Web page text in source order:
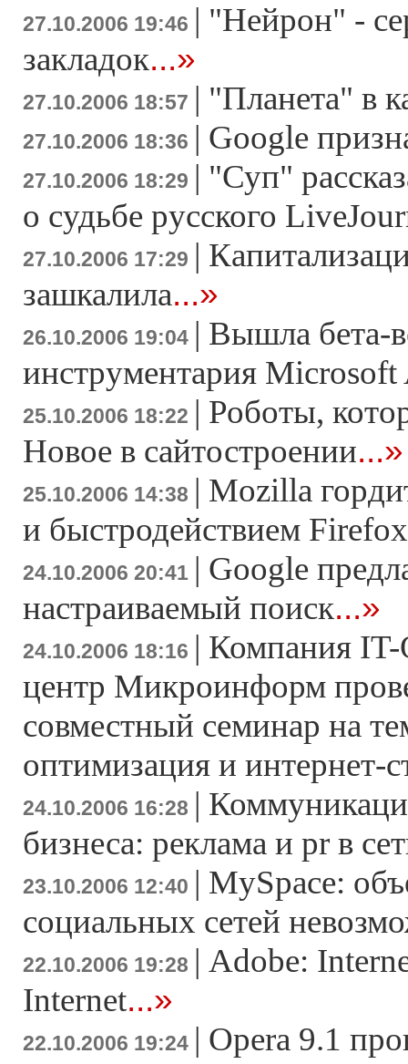
27.10.2006 19:46 | "Нейрон" -
закладок...»
27.10.2006 18:57 | "Планета" в
27.10.2006 18:36 | Google
27.10.2006 18:29 | "Суп"
о судьбе русского
27.10.2006 17:29 |
зашкалила...»
26.10.2006 19:04 | Вышла бета-
инструментария Microsoft
25.10.2006 18:22 | Роботы,
Новое в сайтостроении...»
25.10.2006 14:38 | Mozilla
и быстродействием
24.10.2006 20:41 | Google
настраиваемый поиск...»
24.10.2006 18:16 | Компания
центр Микроинформ
совместный семинар на
оптимизация и интернет-
24.10.2006 16:28 |
бизнеса: реклама и pr в
23.10.2006 12:40 | MySpace:
социальных сетей
22.10.2006 19:28 | Adobe:
Internet...»
22.10.2006 19:24 | Opera 9.1